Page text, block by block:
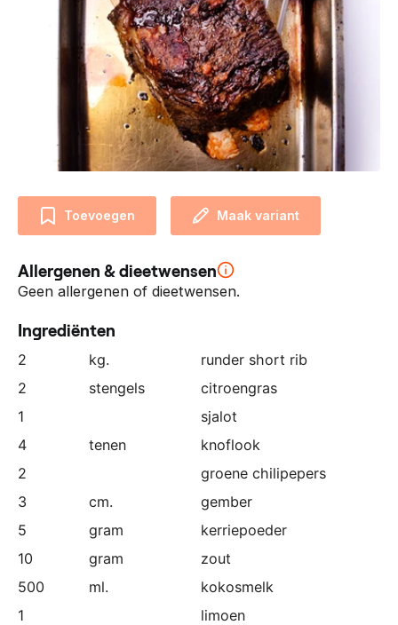
p
a
t
n
r
:
Toevoegen Maak variant
Allergenen & dieetwensen
Geen allergenen of dieetwensen.
Ingrediënten
2 kg.
runder short rib
2
stengels
citroengras
1
sjalot
4
tenen
knoflook
2
groene chilipepers
3
cm.
gember
5
gram
kerriepoeder
10
gram
zout
500
ml.
kokosmelk
1
limoen